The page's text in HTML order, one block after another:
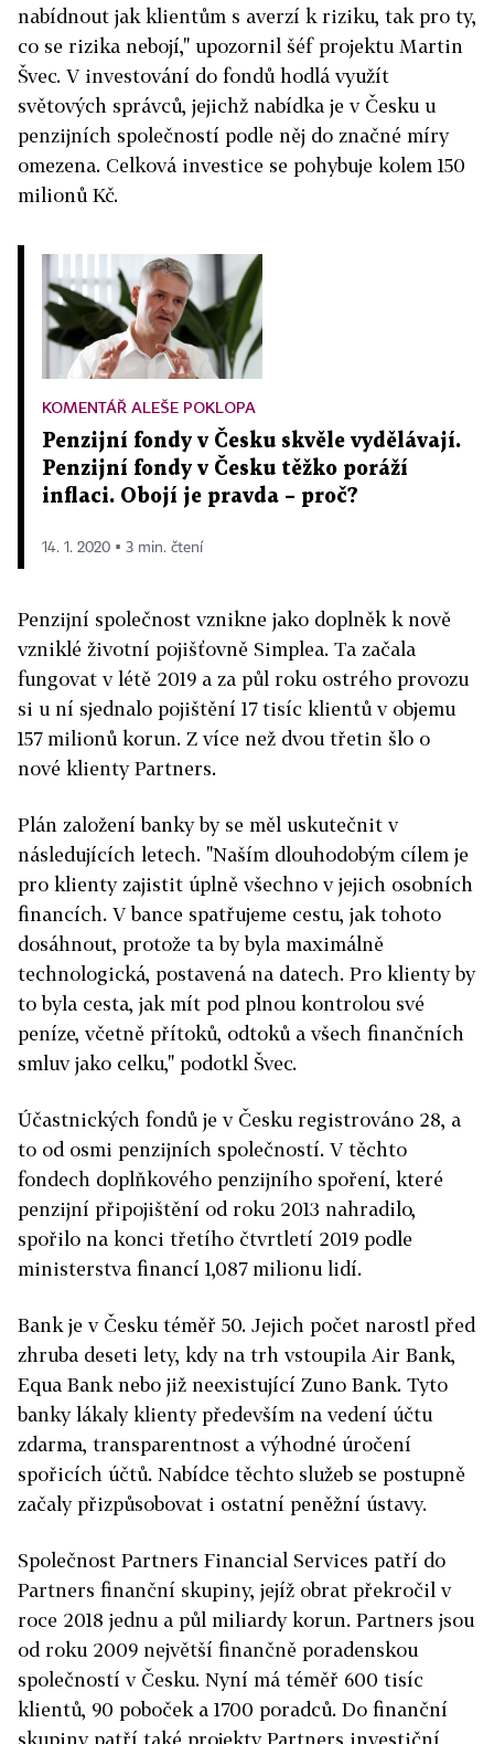
nabídnout jak klientům s averzí k riziku, tak pro ty,
co se rizika nebojí," upozornil šéf projektu Martin
Švec. V investování do fondů hodlá využít
světových správců, jejichž nabídka je v Česku u
penzijních společností podle něj do značné míry
omezena. Celková investice se pohybuje kolem 150
milionů Kč.
KOMENTÁŘ ALEŠE POKLOPA
Penzijní fondy v Česku skvěle vydělávají.
Penzijní fondy v Česku těžko poráží
inflaci. Obojí je pravda – proč?
14. 1. 2020 ▪ 3 min. čtení
Penzijní společnost vznikne jako doplněk k nově
vzniklé životní pojišťovně Simplea. Ta začala
fungovat v létě 2019 a za půl roku ostrého provozu
si u ní sjednalo pojištění 17 tisíc klientů v objemu
157 milionů korun. Z více než dvou třetin šlo o
nové klienty Partners.
Plán založení banky by se měl uskutečnit v
následujících letech. "Naším dlouhodobým cílem je
pro klienty zajistit úplně všechno v jejich osobních
financích. V bance spatřujeme cestu, jak tohoto
dosáhnout, protože ta by byla maximálně
technologická, postavená na datech. Pro klienty by
to byla cesta, jak mít pod plnou kontrolou své
peníze, včetně přítoků, odtoků a všech finančních
smluv jako celku," podotkl Švec.
Účastnických fondů je v Česku registrováno 28, a
to od osmi penzijních společností. V těchto
fondech doplňkového penzijního spoření, které
penzijní připojištění od roku 2013 nahradilo,
spořilo na konci třetího čtvrtletí 2019 podle
ministerstva financí 1,087 milionu lidí.
Bank je v Česku téměř 50. Jejich počet narostl před
zhruba deseti lety, kdy na trh vstoupila Air Bank,
Equa Bank nebo již neexistující Zuno Bank. Tyto
banky lákaly klienty především na vedení účtu
zdarma, transparentnost a výhodné úročení
spořicích účtů. Nabídce těchto služeb se postupně
začaly přizpůsobovat i ostatní peněžní ústavy.
Společnost Partners Financial Services patří do
Partners finanční skupiny, jejíž obrat překročil v
roce 2018 jednu a půl miliardy korun. Partners jsou
od roku 2009 největší finančně poradenskou
společností v Česku. Nyní má téměř 600 tisíc
klientů, 90 poboček a 1700 poradců. Do finanční
skupiny patří také projekty Partners investiční